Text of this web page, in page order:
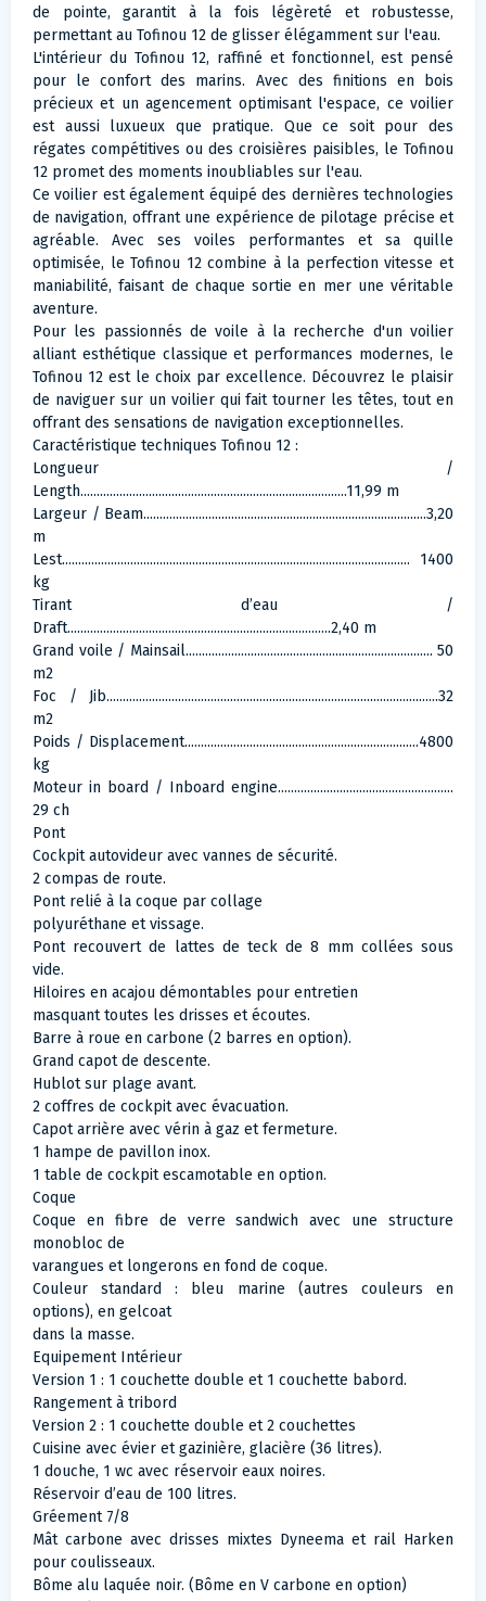
de pointe, garantit à la fois légèreté et robustesse,
permettant au Tofinou 12 de glisser élégamment sur l'eau.
L'intérieur du Tofinou 12, raffiné et fonctionnel, est pensé
pour le confort des marins. Avec des finitions en bois
précieux et un agencement optimisant l'espace, ce voilier
est aussi luxueux que pratique. Que ce soit pour des
régates compétitives ou des croisières paisibles, le Tofinou
12 promet des moments inoubliables sur l'eau.
Ce voilier est également équipé des dernières technologies
de navigation, offrant une expérience de pilotage précise et
agréable. Avec ses voiles performantes et sa quille
optimisée, le Tofinou 12 combine à la perfection vitesse et
maniabilité, faisant de chaque sortie en mer une véritable
aventure.
Pour les passionnés de voile à la recherche d'un voilier
alliant esthétique classique et performances modernes, le
Tofinou 12 est le choix par excellence. Découvrez le plaisir
de naviguer sur un voilier qui fait tourner les têtes, tout en
offrant des sensations de navigation exceptionnelles.
Caractéristique techniques Tofinou 12 :
Longueur /
Length..................................................................................11,99 m
Largeur / Beam.......................................................................................3,20
m
Lest........................................................................................................... 1400
kg
Tirant d’eau /
Draft.................................................................................2,40 m
Grand voile / Mainsail............................................................................ 50
m2
Foc / Jib......................................................................................................32
m2
Poids / Displacement........................................................................4800
kg
Moteur in board / Inboard engine......................................................
29 ch
Pont
Cockpit autovideur avec vannes de sécurité.
2 compas de route.
Pont relié à la coque par collage
polyuréthane et vissage.
Pont recouvert de lattes de teck de 8 mm collées sous
vide.
Hiloires en acajou démontables pour entretien
masquant toutes les drisses et écoutes.
Barre à roue en carbone (2 barres en option).
Grand capot de descente.
Hublot sur plage avant.
2 coffres de cockpit avec évacuation.
Capot arrière avec vérin à gaz et fermeture.
1 hampe de pavillon inox.
1 table de cockpit escamotable en option.
Coque
Coque en fibre de verre sandwich avec une structure
monobloc de
varangues et longerons en fond de coque.
Couleur standard : bleu marine (autres couleurs en
options), en gelcoat
dans la masse.
Equipement Intérieur
Version 1 : 1 couchette double et 1 couchette babord.
Rangement à tribord
Version 2 : 1 couchette double et 2 couchettes
Cuisine avec évier et gazinière, glacière (36 litres).
1 douche, 1 wc avec réservoir eaux noires.
Réservoir d’eau de 100 litres.
Gréement 7/8
Mât carbone avec drisses mixtes Dyneema et rail Harken
pour coulisseaux.
Bôme alu laquée noir. (Bôme en V carbone en option)